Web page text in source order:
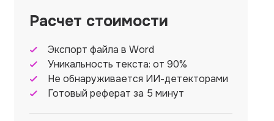
Расчет стоимости
Экспорт файла в Word
Уникальность текста: от 90%
Не обнаруживается ИИ-детекторами
Готовый реферат за 5 минут